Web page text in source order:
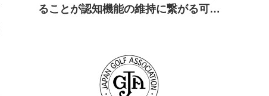
ることが認知機能の維持に繋がる可能